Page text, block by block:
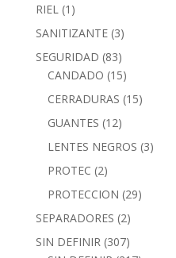
RIEL (1)
SANITIZANTE (3)
SEGURIDAD (83)
CANDADO (15)
CERRADURAS (15)
GUANTES (12)
LENTES NEGROS (3)
PROTEC (2)
PROTECCION (29)
SEPARADORES (2)
SIN DEFINIR (307)